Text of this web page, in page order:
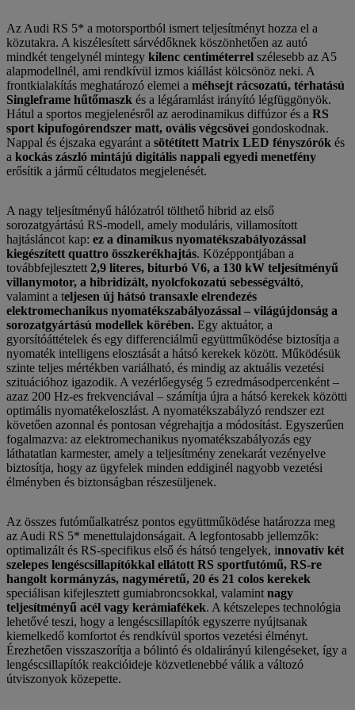
Az Audi RS 5* a motorsportból ismert teljesítményt hozza el a
közutakra. A kiszélesített sárvédőknek köszönhetően az autó
mindkét tengelynél mintegy kilenc centiméterrel szélesebb az A5
alapmodellnél, ami rendkívül izmos kiállást kölcsönöz neki. A
frontkialakítás meghatározó elemei a méhsejt rácsozatú, térhatású
Singleframe hűtőmaszk és a légáramlást irányító légfüggönyök.
Hátul a sportos megjelenésről az aerodinamikus diffúzor és a RS
sport kipufogórendszer matt, ovális végcsövei gondoskodnak.
Nappal és éjszaka egyaránt a sötétített Matrix LED fényszórók és
a kockás zászló mintájú digitális nappali egyedi menetfény
erősítik a jármű céltudatos megjelenését.
A nagy teljesítményű hálózatról tölthető hibrid az első
sorozatgyártású RS-modell, amely moduláris, villamosított
hajtásláncot kap: ez a dinamikus nyomatékszabályozással
kiegészített quattro összkerékhajtás. Középpontjában a
továbbfejlesztett 2,9 literes, biturbó V6, a 130 kW teljesítményű
villanymotor, a hibridizált, nyolcfokozatú sebességváltó,
valamint a teljesen új hátsó transaxle elrendezés
elektromechanikus nyomatékszabályozással – világújdonság a
sorozatgyártású modellek körében. Egy aktuátor, a
gyorsítóáttételek és egy differenciálmű együttműködése biztosítja a
nyomaték intelligens elosztását a hátsó kerekek között. Működésük
szinte teljes mértékben variálható, és mindig az aktuális vezetési
szituációhoz igazodik. A vezérlőegység 5 ezredmásodpercenként –
azaz 200 Hz-es frekvenciával – számítja újra a hátsó kerekek közötti
optimális nyomatékeloszlást. A nyomatékszabályzó rendszer ezt
követően azonnal és pontosan végrehajtja a módosítást. Egyszerűen
fogalmazva: az elektromechanikus nyomatékszabályozás egy
láthatatlan karmester, amely a teljesítmény zenekarát vezényelve
biztosítja, hogy az ügyfelek minden eddiginél nagyobb vezetési
élményben és biztonságban részesüljenek.
Az összes futóműalkatrész pontos együttműködése határozza meg
az Audi RS 5* menettulajdonságait. A legfontosabb jellemzők:
optimalizált és RS-specifikus első és hátsó tengelyek, innovatív két
szelepes lengéscsillapítókkal ellátott RS sportfutómű, RS-re
hangolt kormányzás, nagyméretű, 20 és 21 colos kerekek
speciálisan kifejlesztett gumiabroncsokkal, valamint nagy
teljesítményű acél vagy kerámiafékek. A kétszelepes technológia
lehetővé teszi, hogy a lengéscsillapítók egyszerre nyújtsanak
kiemelkedő komfortot és rendkívül sportos vezetési élményt.
Érezhetően visszaszorítja a bólintó és oldalirányú kilengéseket, így a
lengéscsillapítók reakcióideje közvetlenebbé válik a változó
útviszonyok közepette.